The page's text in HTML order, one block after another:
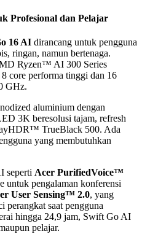
Profesional dan Pelajar
16 AI dirancang untuk pengguna
ringan, namun bertenaga.
Ryzen™ AI 300 Series
core performa tinggi dan 16
GHz.
aluminium dengan
3K beresolusi tajam, refresh
TrueBlack 500. Ada
yang membutuhkan
seperti Acer PurifiedVoice™
untuk pengalaman konferensi
User Sensing™ 2.0, yang
perangkat saat pengguna
hingga 24,9 jam, Swift Go AI
pelajar.